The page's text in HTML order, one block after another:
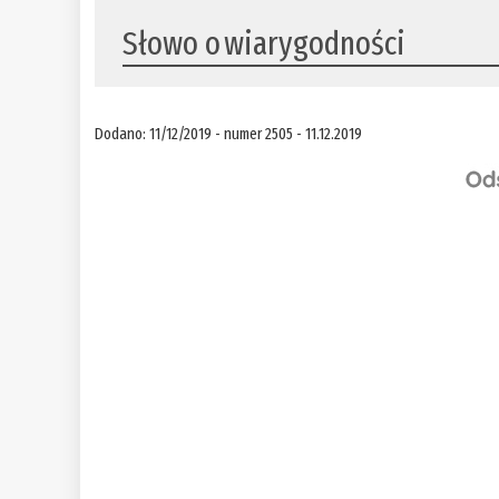
​Słowo o wiarygodności
Dodano: 11/12/2019 - numer 2505 - 11.12.2019